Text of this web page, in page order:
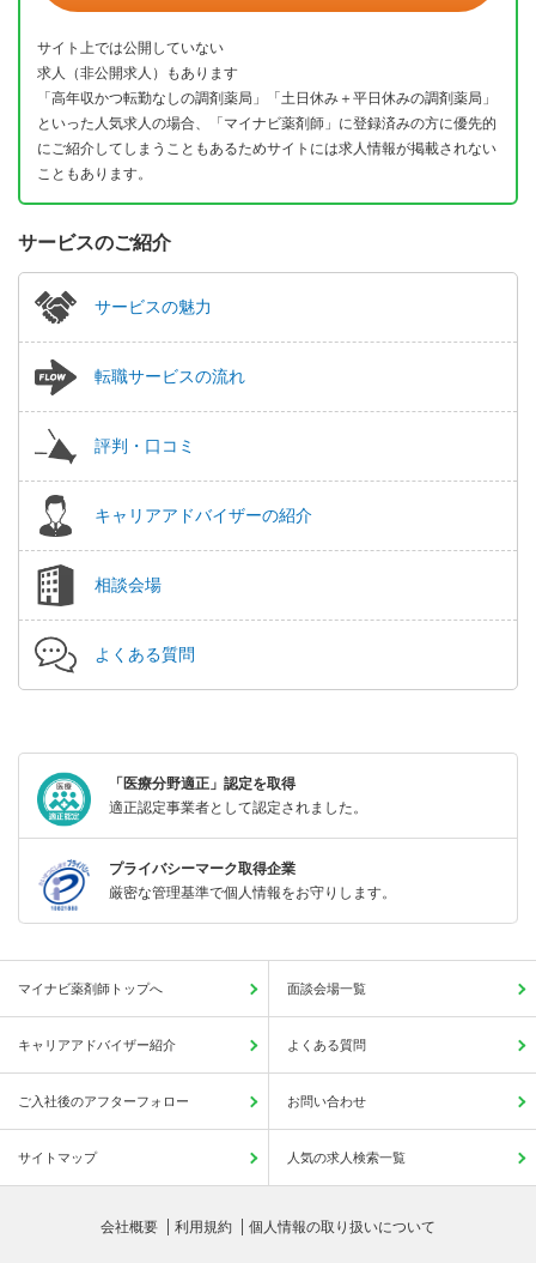
サイト上では公開していない
求人（非公開求人）もあります
「高年収かつ転勤なしの調剤薬局」「土日休み＋平日休みの調剤薬局」
といった人気求人の場合、「マイナビ薬剤師」に登録済みの方に優先的
にご紹介してしまうこともあるためサイトには求人情報が掲載されない
こともあります。
サービスのご紹介
サービスの魅力
転職サービスの流れ
評判・口コミ
キャリアアドバイザーの紹介
相談会場
よくある質問
「医療分野適正」認定を取得
適正認定事業者として認定されました。
プライバシーマーク取得企業
厳密な管理基準で個人情報をお守りします。
マイナビ薬剤師トップへ 面談会場一覧
キャリアアドバイザー紹介 よくある質問
ご入社後のアフターフォロー お問い合わせ
サイトマップ 人気の求人検索一覧
会社概要 利用規約 個人情報の取り扱いについて